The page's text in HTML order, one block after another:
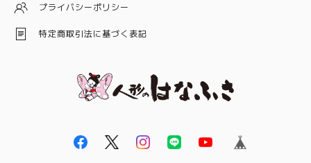
プライバシーポリシー
特定商取引法に基づく表記